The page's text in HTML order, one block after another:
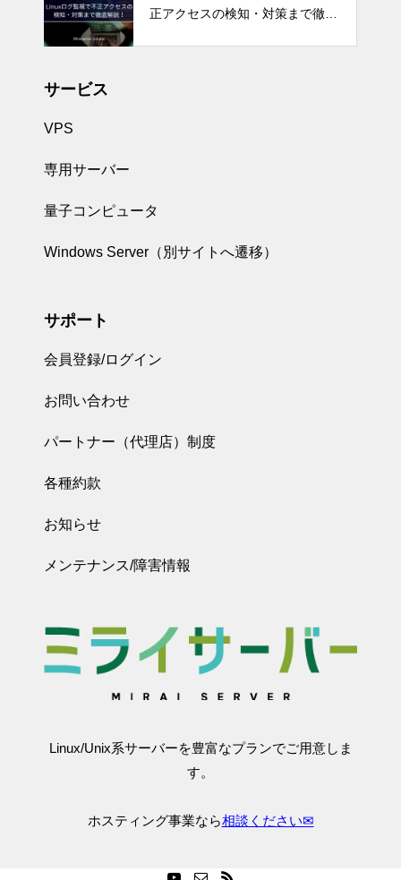
正アクセスの検知・対策まで徹底
サービス
VPS
専用サーバー
量子コンピュータ
Windows Server（別サイトへ遷移）
サポート
会員登録/ログイン
お問い合わせ
パートナー（代理店）制度
各種約款
お知らせ
メンテナンス/障害情報
Linux/Unix系サーバーを豊富なプランでご用意しま
す。
ホスティング事業なら相談ください✉